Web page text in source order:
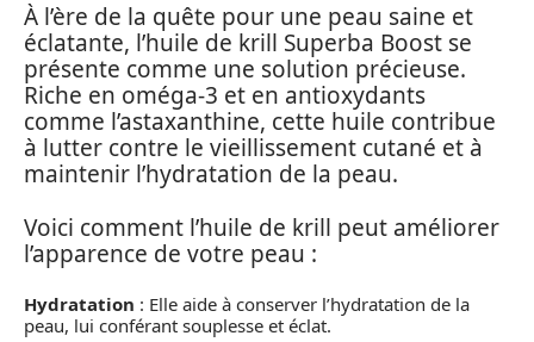
À l’ère de la quête pour une peau saine et
éclatante, l’huile de krill Superba Boost se
présente comme une solution précieuse.
Riche en oméga-3 et en antioxydants
comme l’astaxanthine, cette huile contribue
à lutter contre le vieillissement cutané et à
maintenir l’hydratation de la peau.
Voici comment l’huile de krill peut améliorer
l’apparence de votre peau :
Hydratation : Elle aide à conserver l’hydratation de la
peau, lui conférant souplesse et éclat.